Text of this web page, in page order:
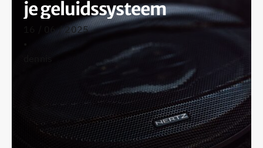
je geluidssysteem
16 / 06 / 2025